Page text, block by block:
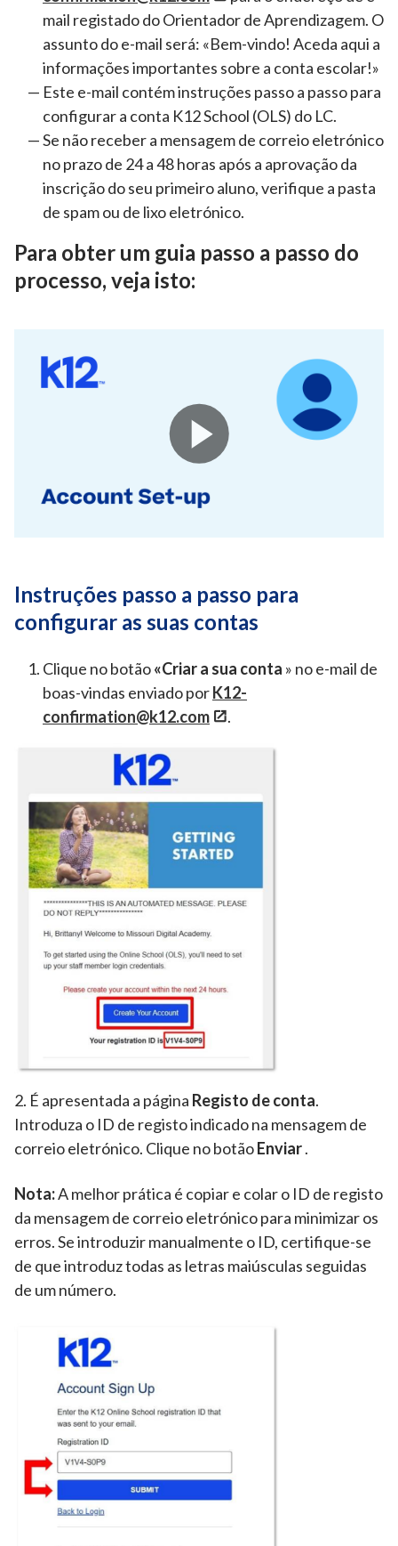
mail registado do Orientador de Aprendizagem. O
assunto do e-mail será: «Bem-vindo! Aceda aqui a
informações importantes sobre a conta escolar!»
Este e-mail contém instruções passo a passo para
configurar a conta K12 School (OLS) do LC.
Se não receber a mensagem de correio eletrónico
no prazo de 24 a 48 horas após a aprovação da
inscrição do seu primeiro aluno, verifique a pasta
de spam ou de lixo eletrónico.
Para obter um guia passo a passo do
processo, veja isto:
Instruções passo a passo para
configurar as suas contas
Clique no botão«Criar a sua conta » no e-mail de
boas-vindas enviado porK12-
confirmation@k12.com
.
2. É apresentada a página Registo de conta.
Introduza o ID de registo indicado na mensagem de
correio eletrónico. Clique no botãoEnviar.
Nota:A melhor prática é copiar e colar o ID de registo
da mensagem de correio eletrónico para minimizar os
erros. Se introduzir manualmente o ID, certifique-se
de que introduz todas as letras maiúsculas seguidas
de um número.